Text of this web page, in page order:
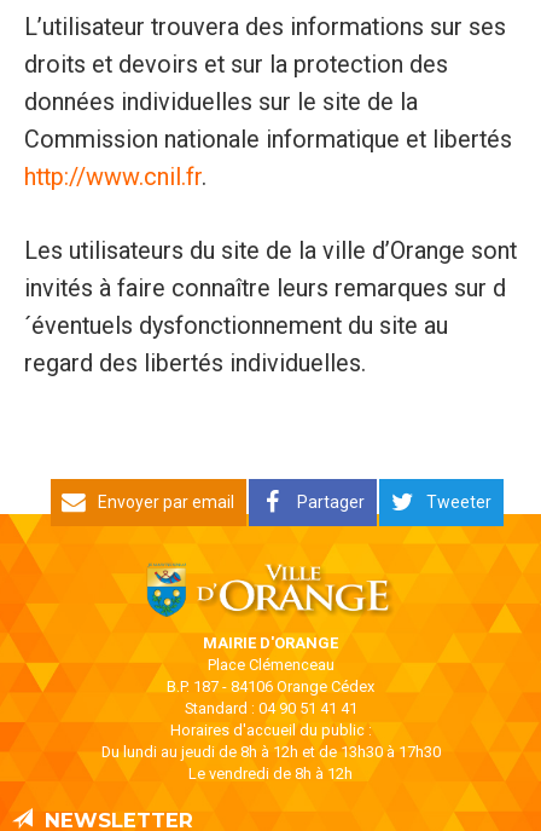
L’utilisateur trouvera des informations sur ses
droits et devoirs et sur la protection des
données individuelles sur le site de la
Commission nationale informatique et libertés
http://www.cnil.fr.
Les utilisateurs du site de la ville d’Orange sont
invités à faire connaître leurs remarques sur d
´éventuels dysfonctionnement du site au
regard des libertés individuelles.
Envoyer par email Partager Tweeter
MAIRIE D'ORANGE
Place Clémenceau
B.P. 187 - 84106 Orange Cédex
Standard : 04 90 51 41 41
Horaires d'accueil du public :
Du lundi au jeudi de 8h à 12h et de 13h30 à 17h30
Le vendredi de 8h à 12h
NEWSLETTER